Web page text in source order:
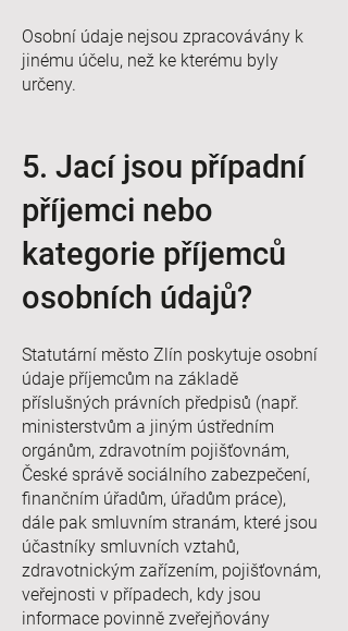
Osobní údaje nejsou zpracovávány k
jinému účelu, než ke kterému byly
určeny.
5. Jací jsou případní
příjemci nebo
kategorie příjemců
osobních údajů?
Statutární město Zlín poskytuje osobní
údaje příjemcům na základě
příslušných právních předpisů (např.
ministerstvům a jiným ústředním
orgánům, zdravotním pojišťovnám,
České správě sociálního zabezpečení,
finančním úřadům, úřadům práce),
dále pak smluvním stranám, které jsou
účastníky smluvních vztahů,
zdravotnickým zařízením, pojišťovnám,
veřejnosti v případech, kdy jsou
informace povinně zveřejňovány